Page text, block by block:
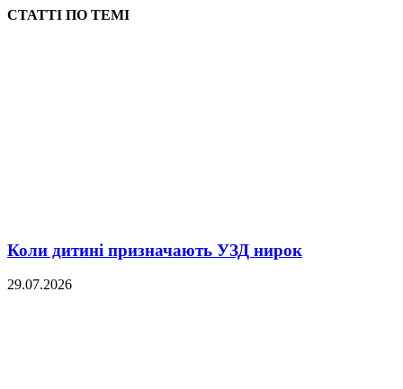
СТАТТІ ПО ТЕМІ
Коли дитині призначають УЗД нирок
29.07.2026